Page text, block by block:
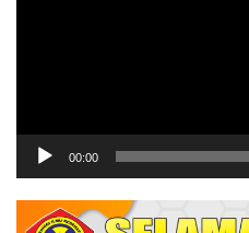
00:00